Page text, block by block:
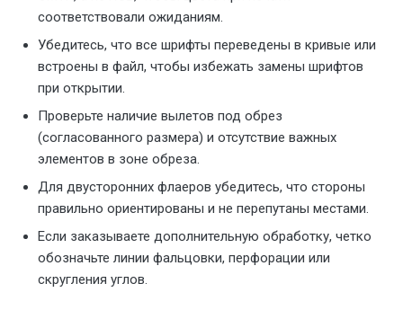
соответствовали ожиданиям.
Убедитесь, что все шрифты переведены в кривые или
встроены в файл, чтобы избежать замены шрифтов
при открытии.
Проверьте наличие вылетов под обрез
(согласованного размера) и отсутствие важных
элементов в зоне обреза.
Для двусторонних флаеров убедитесь, что стороны
правильно ориентированы и не перепутаны местами.
Если заказываете дополнительную обработку, четко
обозначьте линии фальцовки, перфорации или
скругления углов.